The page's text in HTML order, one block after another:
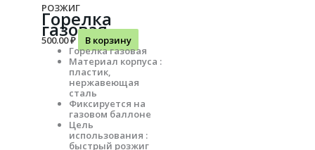
РОЗЖИГ
Горелка
газовая
500.00₽
В корзину
Горелка газовая
Материал корпуса :
пластик,
нержавеющая
сталь
Фиксируется на
газовом баллоне
Цель
использования :
быстрый розжиг